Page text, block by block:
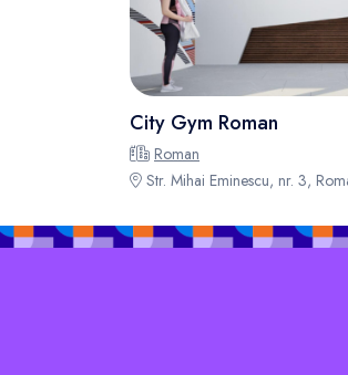
City Gym Roman
Roman
Str. Mihai Eminescu, nr. 3,